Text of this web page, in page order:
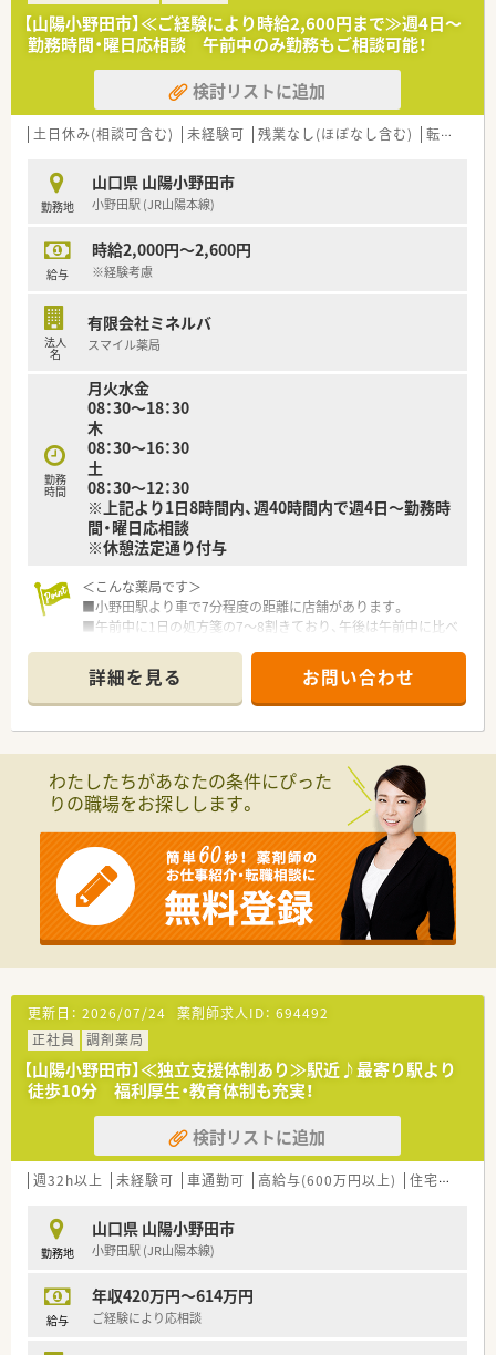
＜法人特徴＞
■山陽小野田市・山口市・下関市に1店舗ずつ展開している調剤薬
局です。
■社長も薬剤師として現場でご活躍されています。
■週32時間の時短正社員の対応もあり、ライフイベントにあわ
せた勤務体制が整っています。
＜こんな方にもおすすめ＞
■地域に根付いた調剤薬局で働きたい方
■残業少なめでメリハリをつけて働きたい方
【山陽小野田市】≪ご経験により時給2,600円まで≫週4日～
勤務時間・曜日応相談 午前中のみ勤務もご相談可能！
検討リストに追加
土日休み(相談可含む) 未経験可 残業なし(ほぼなし含む) 転勤なし
勤務地
山口県 山陽小野田市
小野田駅 (JR山陽本線)
給与
時給2,000円～2,600円
※経験考慮
法人
名
有限会社ミネルバ
スマイル薬局
勤務
時間
月火水金
08：30～18：30
木
08：30～16：30
土
08：30～12：30
※上記より1日8時間内、週40時間内で週4日～勤務時
間・曜日応相談
※休憩法定通り付与
＜こんな薬局です＞
■小野田駅より車で7分程度の距離に店舗があります。
■午前中に1日の処方箋の7～8割きており、午後は午前中に比べ
■投薬台は2箇所あり、待合室は6名程度座ることができます。
■門前が18時に締めるため、基本的に18時以降の患者様は少な
く18時以降は片付け作業などがメインです。
■薬剤師 常勤1名、パート3名、事務2名です。
■近隣のクリニックより内科をメインに処方応需しています。
■処方箋枚数は約40枚/日程度です。
＜研修制度＞
■現場の先輩薬剤師より指導を受けて頂きます。
＜法人特徴＞
■山陽小野田市に1店舗運営する調剤薬局です。
■1993年に門前が院外処方（医薬分業）に出されることになり、
新規で立ち上げた店舗になります。
車にて行っております。（14日処方がメイン）
■門前ドクターの院長は2代目で関係性も非常に良好で往診同行
もされています。
■残業は月平均5時間程度で1分単位で支給されております。
＜こんな方にもおすすめ＞
■フルタイム勤務が厳しく、仕事とご家庭を両立しながらバラン
スよく勤務したい方
■調剤未経験で基礎から学びたい方
■残業少なめでメリハリつけた働き方をしたい方
詳細を見る お問い合わせ
わたしたちがあなたの条件にぴった
りの職場をお探しします。
更新日： 2026/07/24 薬剤師求人ID： 694492
正社員
調剤薬局
【山陽小野田市】≪独立支援体制あり≫駅近♪最寄り駅より
徒歩10分 福利厚生・教育体制も充実！
検討リストに追加
週32h以上 未経験可 車通勤可 高給与(600万円以上) 住宅補助(手当)あり
勤務地
山口県 山陽小野田市
小野田駅 (JR山陽本線)
給与
年収420万円～614万円
ご経験により応相談